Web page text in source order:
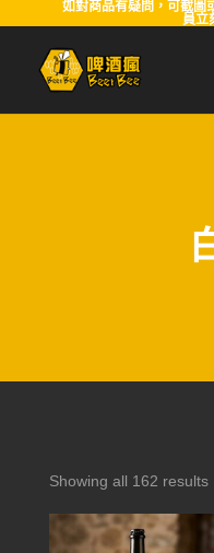
如對商品有疑問，可截圖
員立
Showing all 162 results